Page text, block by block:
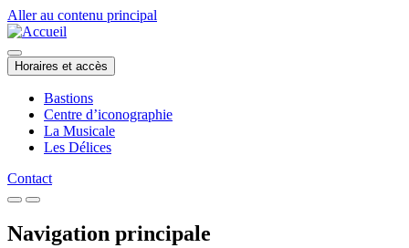
Aller au contenu principal
Horaires et accès
Bastions
Centre d’iconographie
La Musicale
Les Délices
Contact
Navigation principale